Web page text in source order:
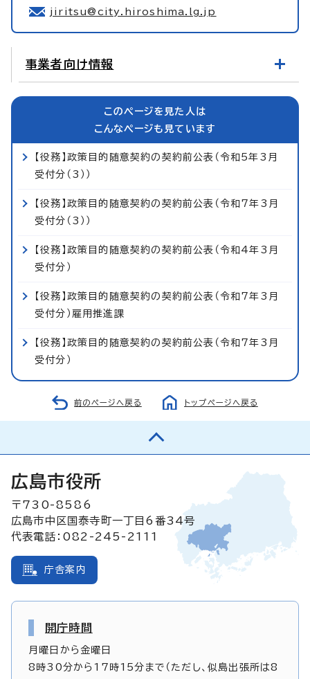
jiritsu@city.hiroshima.lg.jp
事業者向け情報
このページを見た人は
こんなページも見ています
【役務】政策目的随意契約の契約前公表（令和5年3月
受付分（3））
【役務】政策目的随意契約の契約前公表（令和7年3月
受付分（3））
【役務】政策目的随意契約の契約前公表（令和4年3月
受付分）
【役務】政策目的随意契約の契約前公表（令和7年3月
受付分）雇用推進課
【役務】政策目的随意契約の契約前公表（令和7年3月
受付分）
前のページへ戻る トップページへ戻る
広島市役所
〒730-8586
広島市中区国泰寺町一丁目6番34号
代表電話：082-245-2111
庁舎案内
開庁時間
月曜日から金曜日
8時30分から17時15分まで（ただし、似島出張所は8